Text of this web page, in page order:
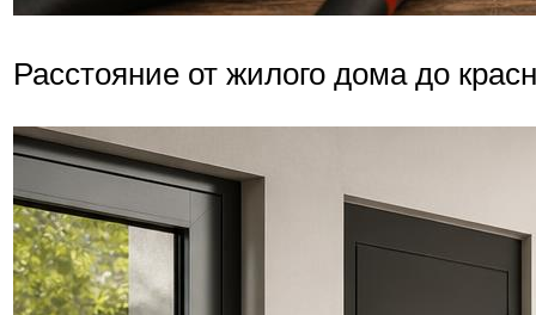
Расстояние от жилого дома до